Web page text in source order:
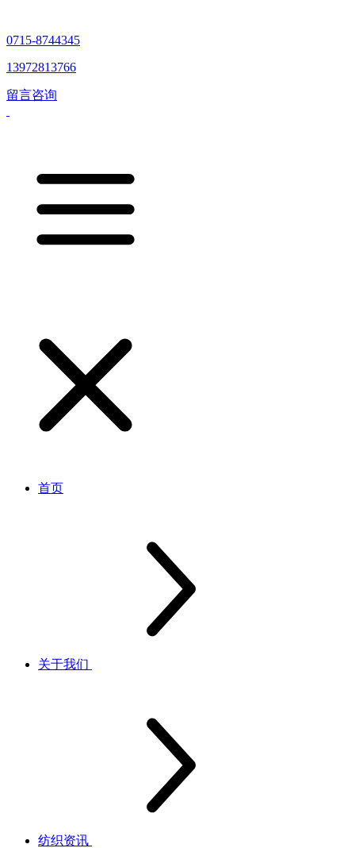
0715-8744345
13972813766
留言咨询
首页
关于我们
纺织资讯